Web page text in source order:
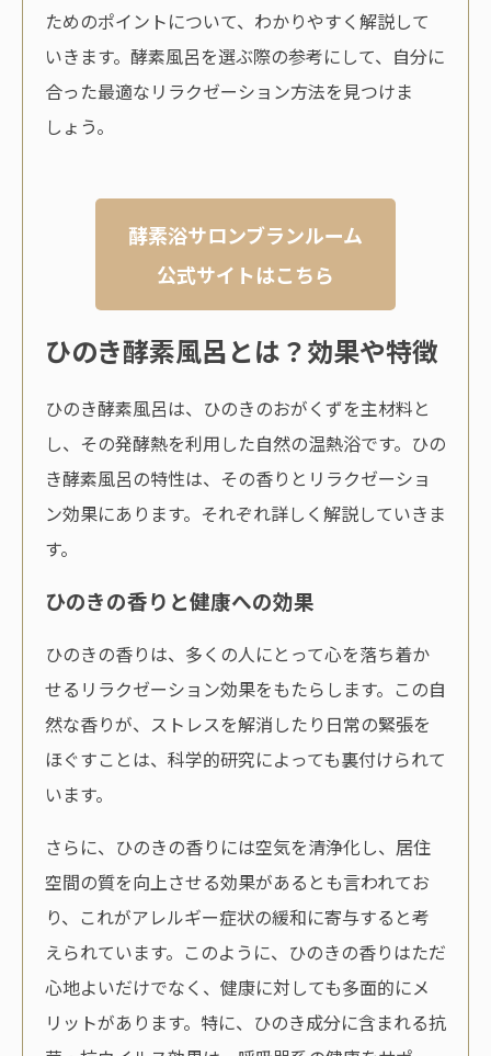
ためのポイントについて、わかりやすく解説して
いきます。酵素風呂を選ぶ際の参考にして、自分に
合った最適なリラクゼーション方法を見つけま
しょう。
酵素浴サロンブランルーム
公式サイトはこちら
ひのき酵素風呂とは？効果や特徴
ひのき酵素風呂は、ひのきのおがくずを主材料と
し、その発酵熱を利用した自然の温熱浴です。ひの
き酵素風呂の特性は、その香りとリラクゼーショ
ン効果にあります。それぞれ詳しく解説していきま
す。
ひのきの香りと健康への効果
ひのきの香りは、多くの人にとって心を落ち着か
せるリラクゼーション効果をもたらします。この自
然な香りが、ストレスを解消したり日常の緊張を
ほぐすことは、科学的研究によっても裏付けられて
います。
さらに、ひのきの香りには空気を清浄化し、居住
空間の質を向上させる効果があるとも言われてお
り、これがアレルギー症状の緩和に寄与すると考
えられています。このように、ひのきの香りはただ
心地よいだけでなく、健康に対しても多面的にメ
リットがあります。特に、ひのき成分に含まれる抗